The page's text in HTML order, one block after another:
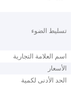
تسليط الضوء
اسم العلامة التجارية
الأسعار
الحد الأدنى لكمية